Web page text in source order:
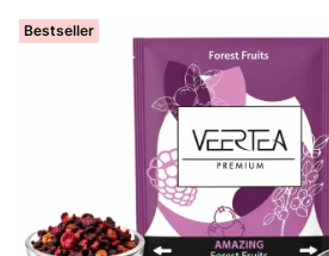
Bestseller